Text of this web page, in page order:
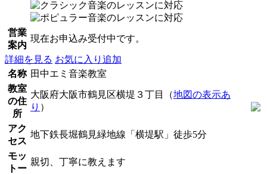
営業
案内
現在お申込み受付中です。
詳細を見る お気に入り追加
名称 田中エミ音楽教室
教室
の住
所
大阪府大阪市鶴見区横堤３丁目（地図の表示あ
り ）
アク
セス
地下鉄長堀鶴見緑地線「横堤駅」徒歩5分
モッ
トー
親切、丁寧に教えます